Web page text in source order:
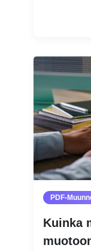
PDF-
Kuinka